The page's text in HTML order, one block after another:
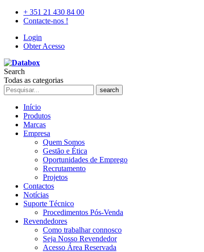
+ 351 21 430 84 00
Contacte-nos !
Login
Obter Acesso
Search
Todas as categorias
search
Início
Produtos
Marcas
Empresa
Quem Somos
Gestão e Ética
Oportunidades de Emprego
Recrutamento
Projetos
Contactos
Notícias
Suporte Técnico
Procedimentos Pós-Venda
Revendedores
Como trabalhar connosco
Seja Nosso Revendedor
Acesso Área Reservada